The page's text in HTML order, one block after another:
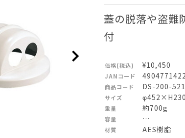
蓋の脱落や盗難
付
価格(税込) ¥10,450
JANコード
商品コード DS-200-
サイズ
重量 約700g
容量 …
材質 AES樹脂